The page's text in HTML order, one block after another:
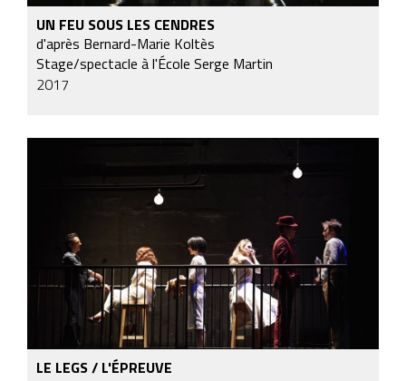
UN FEU SOUS LES CENDRES
d'après Bernard-Marie Koltès
Stage/spectacle à l'École Serge Martin
2017
LE LEGS / L'ÉPREUVE